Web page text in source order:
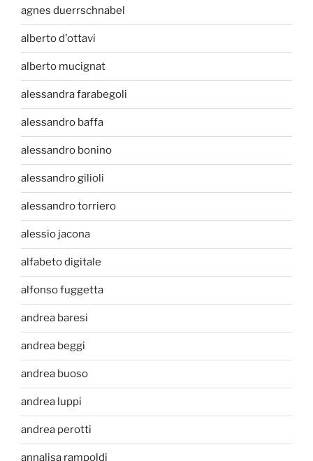
agnes duerrschnabel
alberto d'ottavi
alberto mucignat
alessandra farabegoli
alessandro baffa
alessandro bonino
alessandro gilioli
alessandro torriero
alessio jacona
alfabeto digitale
alfonso fuggetta
andrea baresi
andrea beggi
andrea buoso
andrea luppi
andrea perotti
annalisa rampoldi